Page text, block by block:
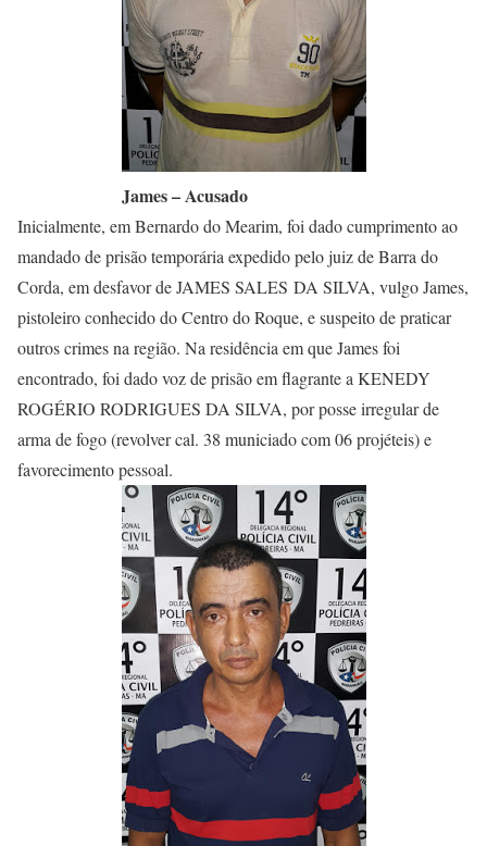
James – Acusado
Inicialmente, em Bernardo do Mearim, foi dado cumprimento ao
mandado de prisão temporária expedido pelo juiz de Barra do
Corda, em desfavor de JAMES SALES DA SILVA, vulgo James,
pistoleiro conhecido do Centro do Roque, e suspeito de praticar
outros crimes na região. Na residência em que James foi
encontrado, foi dado voz de prisão em flagrante a KENEDY
ROGÉRIO RODRIGUES DA SILVA, por posse irregular de
arma de fogo (revolver cal. 38 municiado com 06 projéteis) e
favorecimento pessoal.